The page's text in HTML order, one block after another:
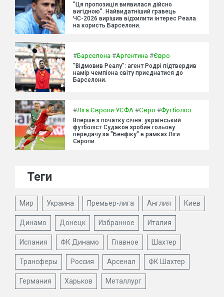
"Ця пропозиція виявилася дійсно
вигідною". Найвидатніший гравець
ЧС-2026 вирішив відхилити інтерес Реала
на користь Барселони.
#Барселона #Аргентина #Євро
"Відмовив Реалу": агент Родрі підтвердив
намір чемпіона світу приєднатися до
Барселони.
#Ліга Європи УЄФА #Євро #Футболіст
Вперше з початку січня: український
футболіст Судаков зробив гольову
передачу за "Бенфіку" в рамках Ліги
Європи.
Теги
Мир Украина Премьер-лига Англия Киев
Динамо Донецк Избранное Италия
Испания ФК Динамо Главное Шахтер
Трансферы Россия Арсенал ФК Шахтер
Германия Харьков Металлург